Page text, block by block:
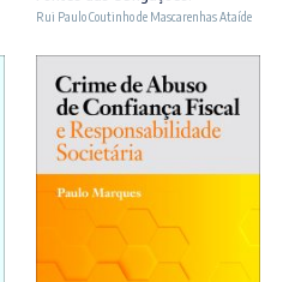
Rui Paulo Coutinho de Mascarenhas Ataíde